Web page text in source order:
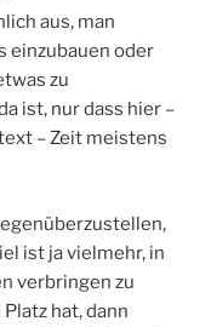
aus, man
einzubauen oder
zu
ist, nur dass hier –
– Zeit meistens
ist ja vielmehr, in
verbringen zu
hat, dann